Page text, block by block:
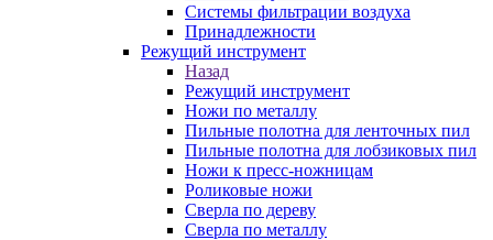
Системы фильтрации воздуха
Принадлежности
Режущий инструмент
Назад
Режущий инструмент
Ножи по металлу
Пильные полотна для ленточных пил
Пильные полотна для лобзиковых пил
Ножи к пресс-ножницам
Роликовые ножи
Сверла по дереву
Сверла по металлу